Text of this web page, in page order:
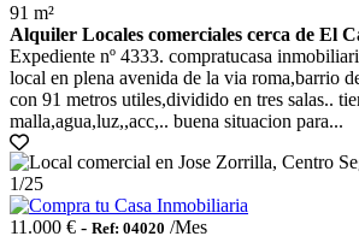
91 m²
Alquiler Locales comerciales cerca de El
Expediente nº 4333. compratucasa
local en plena avenida de la via roma,barrio
con 91 metros utiles,dividido en tres salas..
malla,agua,luz,,acc,.. buena situacion para...
1/25
11.000 € - Ref: 04020 /Mes